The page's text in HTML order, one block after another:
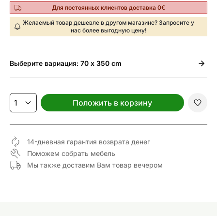
Для постоянных клиентов доставка 0€
Желаемый товар дешевле в другом магазине? Запросите у
нас более выгодную цену!
Выберите вариация: 70 x 350 cm
Положить в корзину
14-дневная гарантия возврата денег
Поможем собрать мебель
Мы также доставим Вам товар вечером